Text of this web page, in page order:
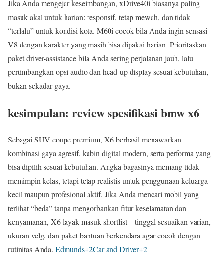
Jika Anda mengejar keseimbangan, xDrive40i biasanya paling
masuk akal untuk harian: responsif, tetap mewah, dan tidak
“terlalu” untuk kondisi kota. M60i cocok bila Anda ingin sensasi
V8 dengan karakter yang masih bisa dipakai harian. Prioritaskan
paket driver-assistance bila Anda sering perjalanan jauh, lalu
pertimbangkan opsi audio dan head-up display sesuai kebutuhan,
bukan sekadar gaya.
kesimpulan: review spesifikasi bmw x6
Sebagai SUV coupe premium, X6 berhasil menawarkan
kombinasi gaya agresif, kabin digital modern, serta performa yang
bisa dipilih sesuai kebutuhan. Angka bagasinya memang tidak
memimpin kelas, tetapi tetap realistis untuk penggunaan keluarga
kecil maupun profesional aktif. Jika Anda mencari mobil yang
terlihat “beda” tanpa mengorbankan fitur keselamatan dan
kenyamanan, X6 layak masuk shortlist—tinggal sesuaikan varian,
ukuran velg, dan paket bantuan berkendara agar cocok dengan
rutinitas Anda. Edmunds+2Car and Driver+2